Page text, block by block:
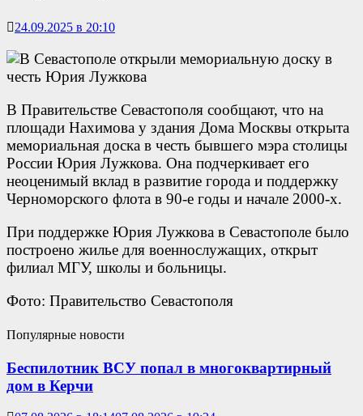
24.09.2025 в 20:10
В Правительстве Севастополя сообщают, что на
площади Нахимова у здания Дома Москвы открыта
мемориальная доска в честь бывшего мэра столицы
России Юрия Лужкова. Она подчеркивает его
неоценимый вклад в развитие города и поддержку
Черноморского флота в 90-е годы и начале 2000-х.
При поддержке Юрия Лужкова в Севастополе было
построено жилье для военнослужащих, открыт
филиал МГУ, школы и больницы.
Фото: Правительство Севастополя
Популярные новости
Беспилотник ВСУ попал в многоквартирный
дом в Керчи